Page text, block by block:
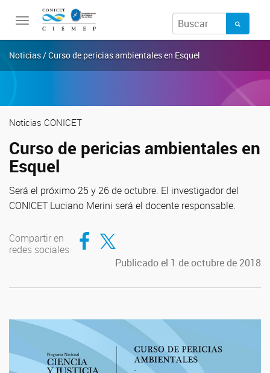
Toggle
navigation
Noticias / Curso de pericias ambientales en Esquel
Noticias CONICET
Curso de pericias ambientales en
Esquel
Será el próximo 25 y 26 de octubre. El investigador del
CONICET Luciano Merini será el docente responsable.
Compartir en
redes sociales
Compartir en Facebook
Compartir en Twitter
Publicado el 1 de octubre de 2018